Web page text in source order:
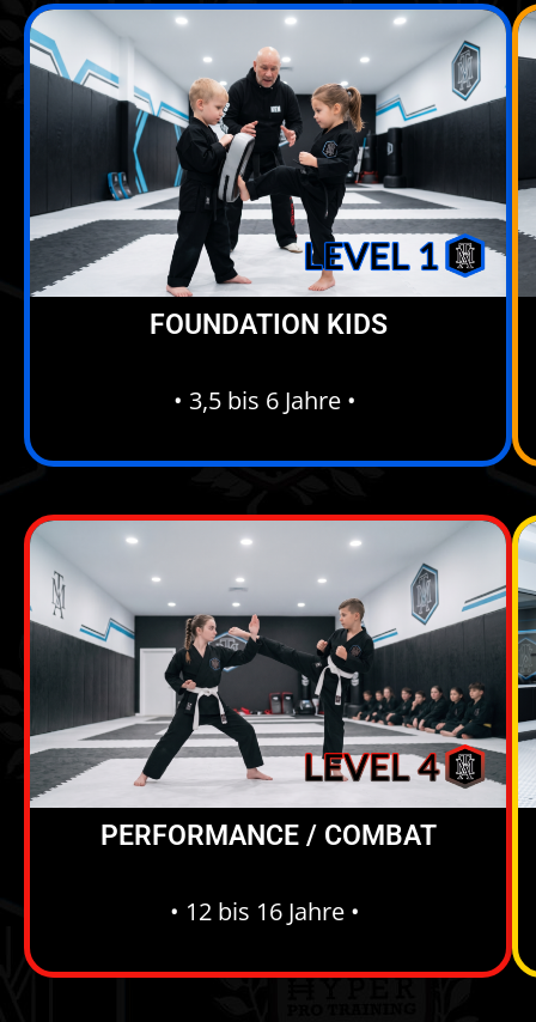
FOUNDATION KIDS
• 3,5 bis 6 Jahre •
PERFORMANCE / COMBAT
• 12 bis 16 Jahre •